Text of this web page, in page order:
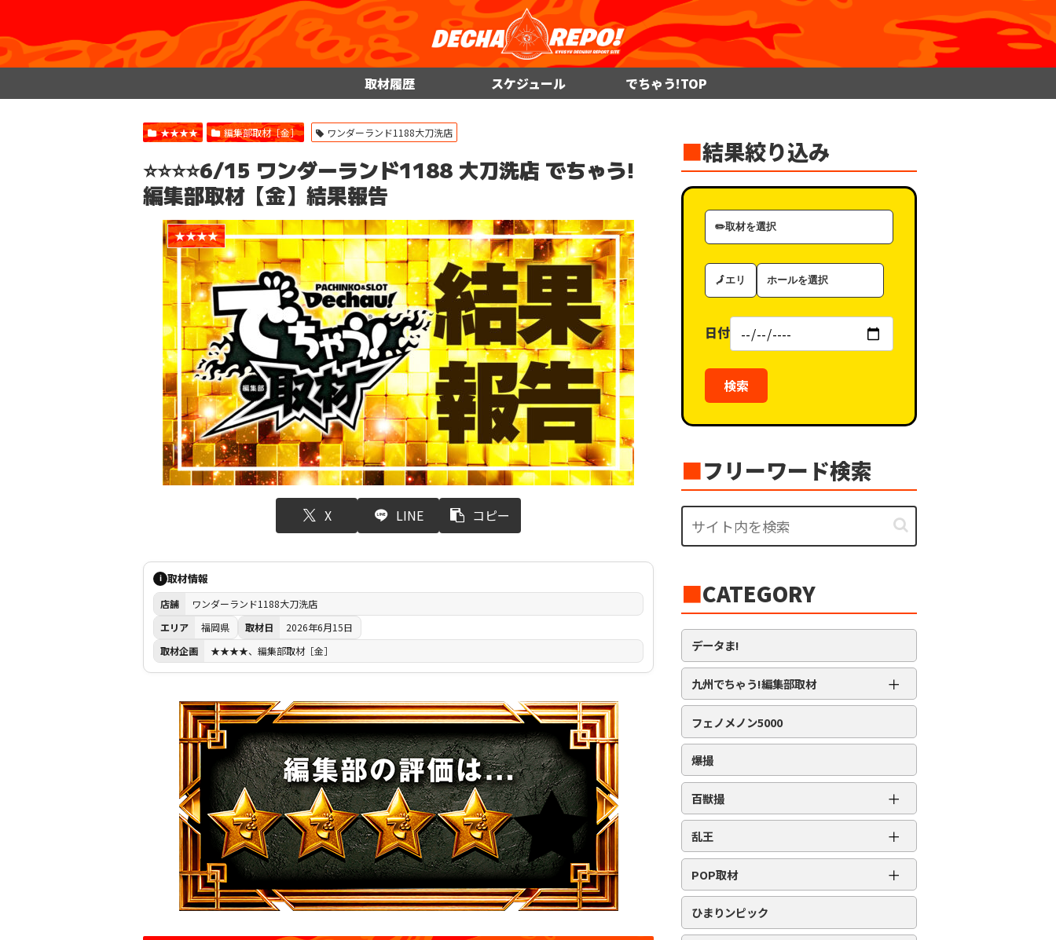
取材履歴 スケジュール でちゃう!TOP
★★★★ 編集部取材［金］ ワンダーランド1188大刀洗店
⭐️⭐️⭐️⭐️6/15 ワンダーランド1188 大刀洗店 でちゃう!
編集部取材【金】結果報告
★★★★
X LINE コピー
i 取材情報
店舗
ワンダーランド1188大刀洗店
エリア
福岡県 取材日
2026年6月15日
取材企画
★★★★、編集部取材［金］
■結果絞り込み
取
材
ゴ
ー
エ
リ
ホ
ー
（タ
グ）
日付
検索
■フリーワード検索
■CATEGORY
データま!
九州でちゃう!編集部取材 ＋
編集部取材［ダイヤ］
編集部取材［金］
編集部取材［スロット対象機種アリ］
フェノメノン5000
爆撮
百獣撮 ＋
百獣撮-改-［ライオン］
百獣撮［ゴリラ］
百獣撮-改-［ゴリラ］
百獣撮［ゾウ］
乱王 ＋
スロット乱王
パチンコ乱王
POP取材 ＋
周年番付
POP番付
ひまりンピック